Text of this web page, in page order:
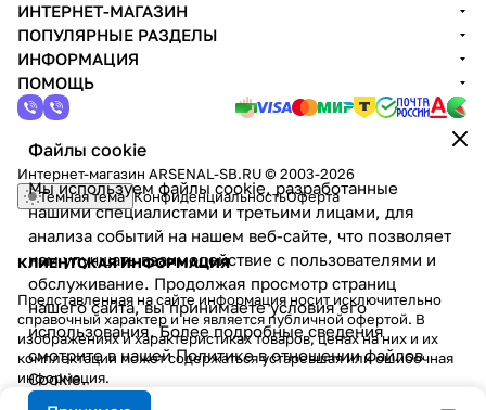
Файлы cookie
Мы используем файлы cookie, разработанные
нашими специалистами и третьими лицами, для
анализа событий на нашем веб-сайте, что позволяет
нам улучшать взаимодействие с пользователями и
обслуживание. Продолжая просмотр страниц
нашего сайта, вы принимаете условия его
использования. Более подробные сведения
смотрите в нашейПолитике в отношении файлов
Cookie.
ИНТЕРНЕТ-МАГАЗИН
ПОПУЛЯРНЫЕ РАЗДЕЛЫ
ИНФОРМАЦИЯ
ПОМОЩЬ
Интернет-магазин ARSENAL-SB.RU © 2003-2026
Темная тема КонфиденциальностьОферта
КЛИЕНТСКАЯ ИНФОРМАЦИЯ
Представленная на сайте информация носит исключительно
справочный характер и не является публичной офертой. В
изображениях и характеристиках товаров, ценах на них и их
комплектации может содержаться устаревшая или ошибочная
информация.